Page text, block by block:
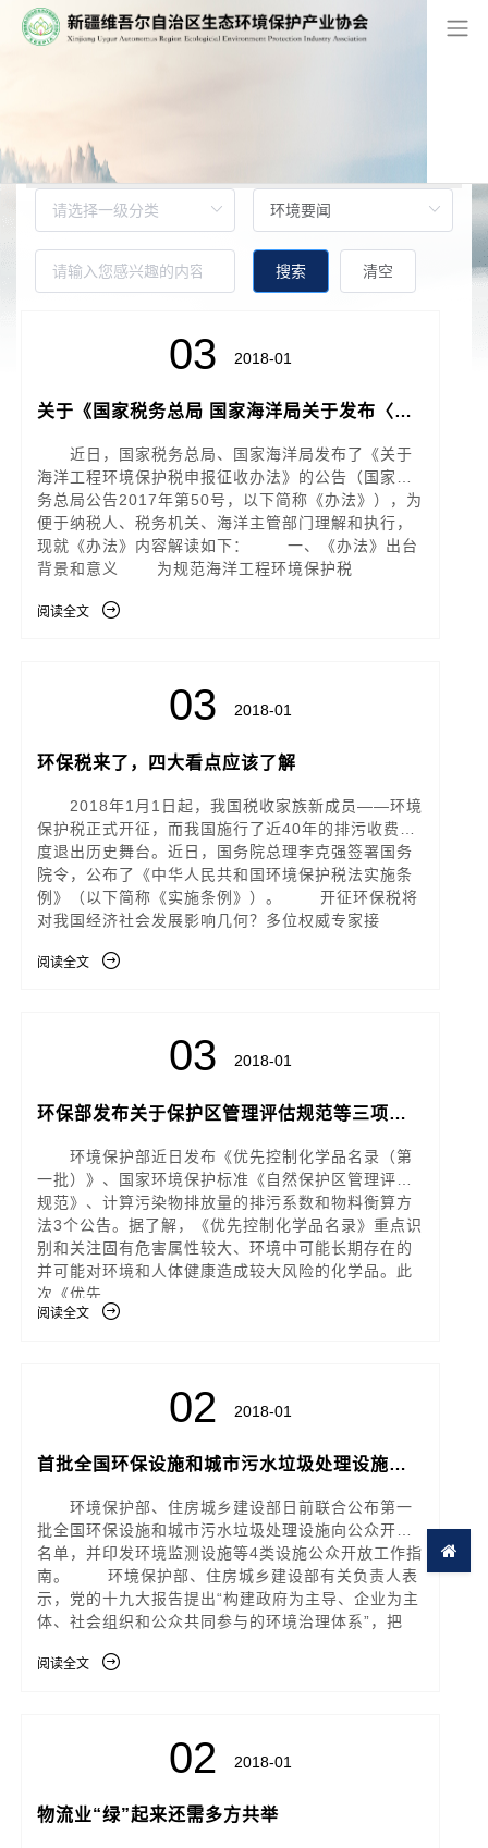
网站首页
搜索 清空
03 2018-01
关于《国家税务总局 国家海洋局关于发布〈海
解读
近日，国家税务总局、国家海洋局发布了《关于
海洋工程环境保护税申报征收办法》的公告（国家税
务总局公告2017年第50号，以下简称《办法》），为
便于纳税人、税务机关、海洋主管部门理解和执行，
现就《办法》内容解读如下： 一、《办法》出台
背景和意义 为规范海洋工程环境保护税
阅读全文
03 2018-01
环保税来了，四大看点应该了解
2018年1月1日起，我国税收家族新成员——环境
保护税正式开征，而我国施行了近40年的排污收费制
度退出历史舞台。近日，国务院总理李克强签署国务
院令，公布了《中华人民共和国环境保护税法实施条
例》（以下简称《实施条例》）。 开征环保税将
对我国经济社会发展影响几何？多位权威专家接
阅读全文
03 2018-01
环保部发布关于保护区管理评估规范等三项公
环境保护部近日发布《优先控制化学品名录（第
一批）》、国家环境保护标准《自然保护区管理评估
规范》、计算污染物排放量的排污系数和物料衡算方
法3个公告。据了解，《优先控制化学品名录》重点识
别和关注固有危害属性较大、环境中可能长期存在的
并可能对环境和人体健康造成较大风险的化学品。此
次《优先
阅读全文
02 2018-01
首批全国环保设施和城市污水垃圾处理设施公
环境保护部、住房城乡建设部日前联合公布第一
批全国环保设施和城市污水垃圾处理设施向公众开放
名单，并印发环境监测设施等4类设施公众开放工作指
南。 环境保护部、住房城乡建设部有关负责人表
示，党的十九大报告提出“构建政府为主导、企业为主
体、社会组织和公众共同参与的环境治理体系”，把
阅读全文
02 2018-01
物流业“绿”起来还需多方共举